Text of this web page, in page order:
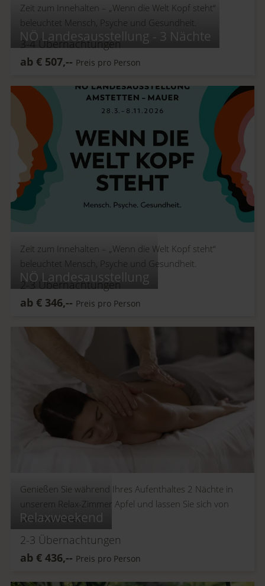
NÖ Landesausstellung - 3 Nächte
Zeit zum Innehalten – „Wenn die Welt Kopf steht“
beleuchtet Mensch, Psyche und Gesundheit.
3-4Übernachtungen
ab € 507,-- Preis pro Person
NÖ Landesausstellung
Zeit zum Innehalten – „Wenn die Welt Kopf steht“
beleuchtet Mensch, Psyche und Gesundheit.
2-3Übernachtungen
ab € 346,-- Preis pro Person
Relaxweekend
Genießen Sie während Ihres Aufenthaltes 2 Nächte in
unserem Relax-Zimmer Apfel und lassen Sie sich von
uns verwöhnen.
2-3 Übernachtungen
ab € 436,-- Preis pro Person